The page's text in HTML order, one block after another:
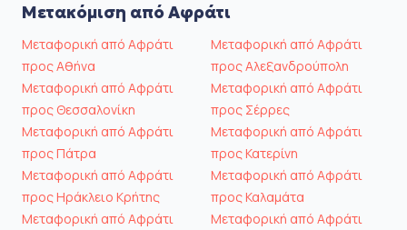
Μετακόμιση από Αφράτι
Μεταφορική από Αφράτι
προς Αθήνα
Μεταφορική από Αφράτι
προς Θεσσαλονίκη
Μεταφορική από Αφράτι
προς Πάτρα
Μεταφορική από Αφράτι
προς Ηράκλειο Κρήτης
Μεταφορική από Αφράτι
Μεταφορική από Αφράτι
προς Αλεξανδρούπολη
Μεταφορική από Αφράτι
προς Σέρρες
Μεταφορική από Αφράτι
προς Κατερίνη
Μεταφορική από Αφράτι
προς Καλαμάτα
Μεταφορική από Αφράτι